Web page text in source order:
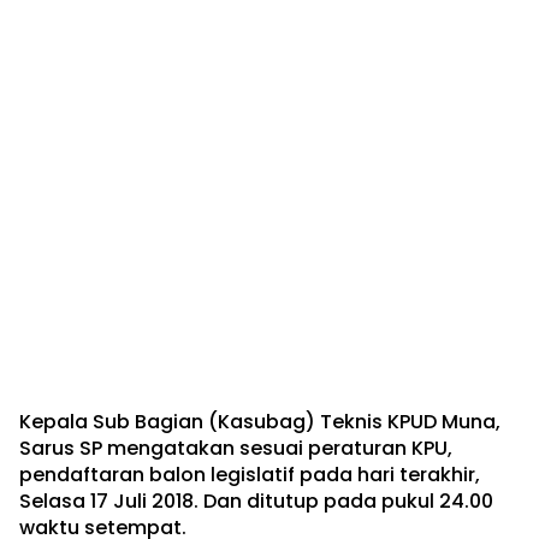
Kepala Sub Bagian (Kasubag) Teknis KPUD Muna,
Sarus SP mengatakan sesuai peraturan KPU,
pendaftaran balon legislatif pada hari terakhir,
Selasa 17 Juli 2018. Dan ditutup pada pukul 24.00
waktu setempat.